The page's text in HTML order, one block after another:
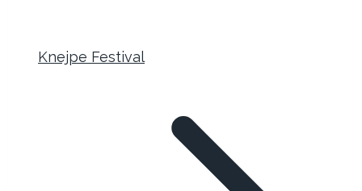
Knejpe Festival